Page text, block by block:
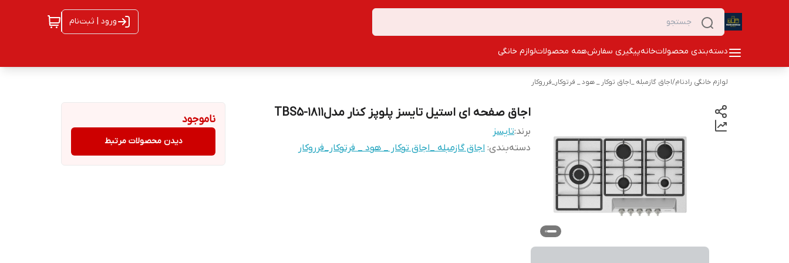
ورود | ثبت‌نام
دسته‌بندی محصولاتخانهپیگیری سفارشهمه محصولاتلوازم خانگی
لوازم خانگی رادنام/اجاق گازمبله _اجاق توکار _ هود _ فرتوکار_فرروکار
اجاق صفحه ای استیل تایسز پلوپز کنار مدلTBS5-1811
برند:تایسز
دسته‌بندی: اجاق گازمبله _اجاق توکار _ هود _ فرتوکار_فرروکار
ناموجود
دیدن محصولات مرتبط